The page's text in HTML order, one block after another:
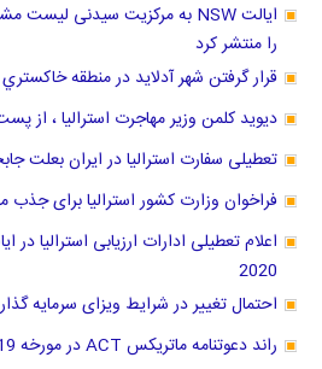
را منتشر کرد
قرار گرفتن شهر آدلاید در منطقه
دیوید کلمن وزیر مهاجرت استرالیا ، از
تعطیلی سفارت استرالیا در ایران بعلت
فراخوان وزارت کشور استرالیا برای جذب
اعلام تعطیلی ادارات ارزیابی استرالیا
2020
احتمال تغییر در شرایط ویزای سرمایه
راند دعوتنامه ماتریکس ACT در مورخه 19 دسامبر 2019 برگزار شد